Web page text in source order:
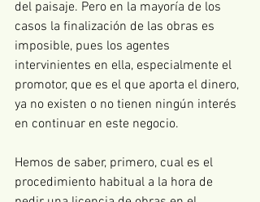
del paisaje. Pero en la mayoría de los
casos la finalización de las obras es
imposible, pues los agentes
intervinientes en ella, especialmente el
promotor, que es el que aporta el dinero,
ya no existen o no tienen ningún interés
en continuar en este negocio.
Hemos de saber, primero, cual es el
procedimiento habitual a la hora de